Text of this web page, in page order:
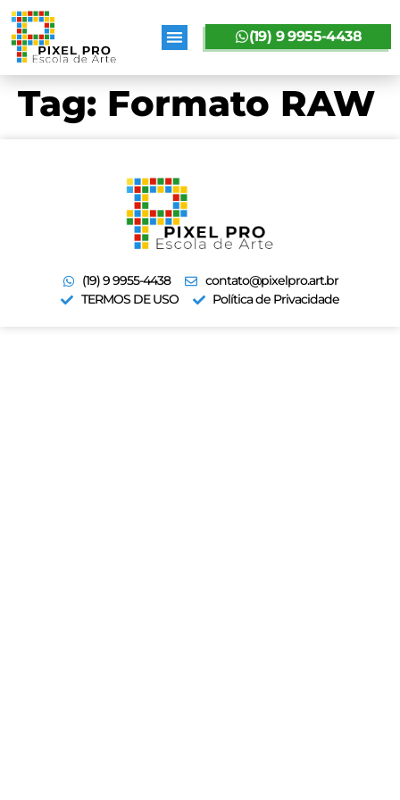
(19) 9 9955-4438
Tag: Formato RAW
(19) 9 9955-4438
contato@pixelpro.art.br
TERMOS DE USO
Política de Privacidade